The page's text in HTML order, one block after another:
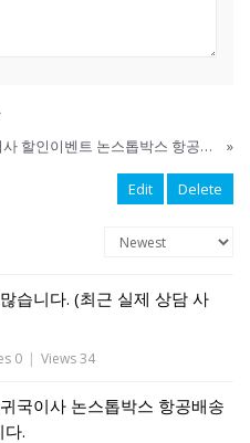
미국 전 지역 한국까지 최저가 귀국이사 할인이벤트 논스톱박스 항공배송으로 빠르고 안전하게 배송해드립니다.
»
Edit Delete
습니다. (최근 실제 상담 사
0 | Views 34
국이사 논스톱박스 항공배송
.